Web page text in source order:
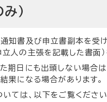
）
知書及び申立書副本を受
人の主張を記載した書面）
期日にも出頭しない場合
果になる場合があります。
ては、以下をご覧ください